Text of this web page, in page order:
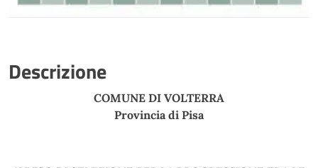
Descrizione
COMUNE DI VOLTERRA
Provincia di Pisa